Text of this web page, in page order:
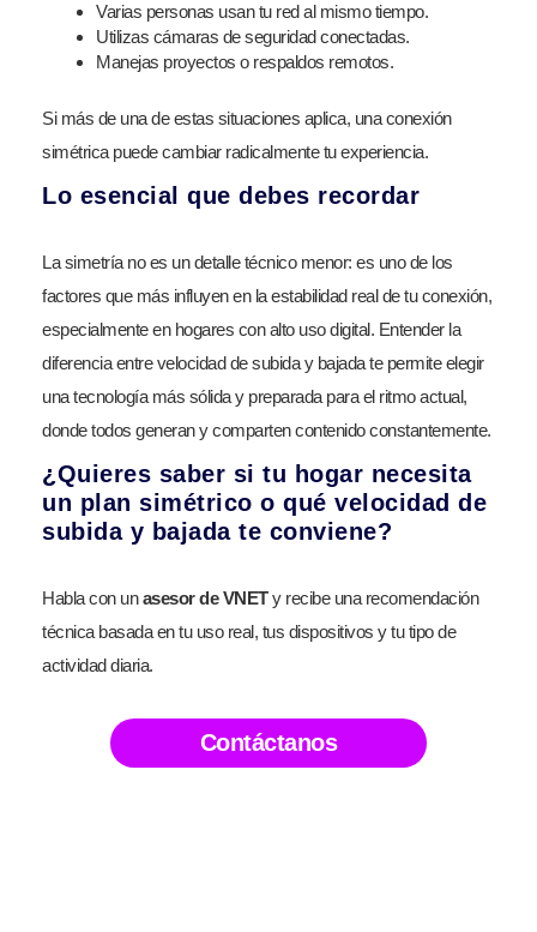
Varias personas usan tu red al mismo tiempo.
Utilizas cámaras de seguridad conectadas.
Manejas proyectos o respaldos remotos.
Si más de una de estas situaciones aplica, una conexión
simétrica puede cambiar radicalmente tu experiencia.
Lo esencial que debes recordar
La simetría no es un detalle técnico menor: es uno de los
factores que más influyen en la estabilidad real de tu conexión,
especialmente en hogares con alto uso digital. Entender la
diferencia entre velocidad de subida y bajada te permite elegir
una tecnología más sólida y preparada para el ritmo actual,
donde todos generan y comparten contenido constantemente.
¿Quieres saber si tu hogar necesita
un plan simétrico o qué velocidad de
subida y bajada te conviene?
Habla con unasesor de VNETy recibe una recomendación
técnica basada en tu uso real, tus dispositivos y tu tipo de
actividad diaria.
Contáctanos